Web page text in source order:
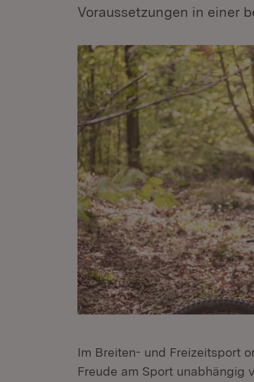
Voraussetzungen in einer
Im Breiten- und Freizeitsport
Freude am Sport unabhängig